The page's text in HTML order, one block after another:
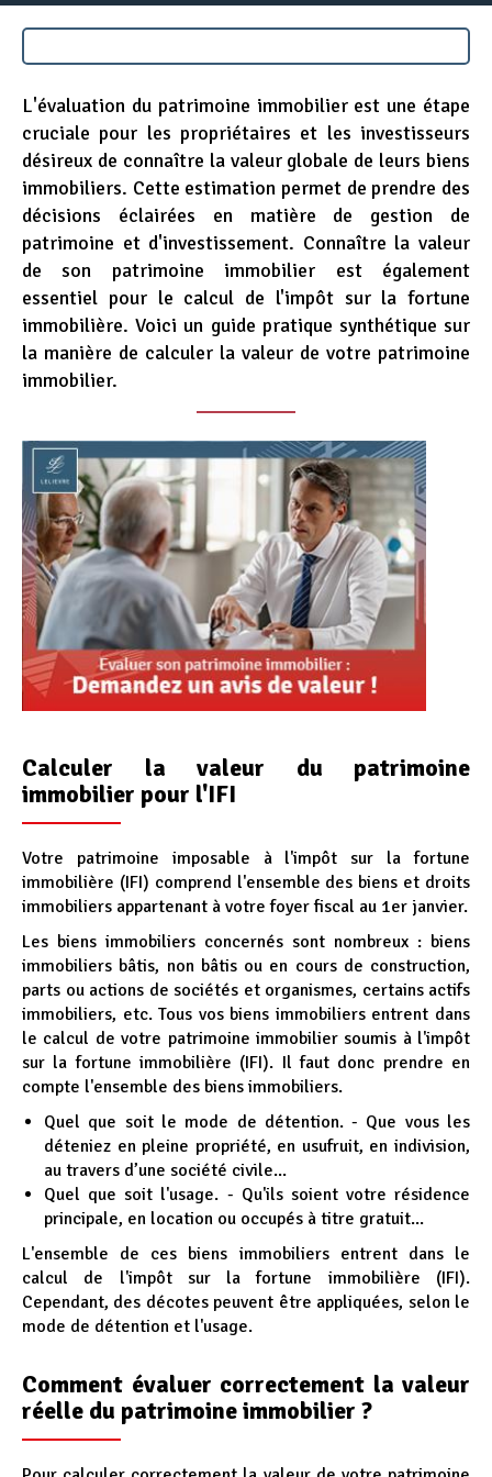
Appel d'offres
Nous rejoindre
L'évaluation du patrimoine immobilier est une étape
cruciale pour les propriétaires et les investisseurs
désireux de connaître la valeur globale de leurs biens
immobiliers. Cette estimation permet de prendre des
décisions éclairées en matière de gestion de
patrimoine et d'investissement. Connaître la valeur
de son patrimoine immobilier est également
essentiel pour le calcul de l'impôt sur la fortune
immobilière. Voici un guide pratique synthétique sur
la manière de calculer la valeur de votre patrimoine
immobilier.
Calculer la valeur du patrimoine
immobilier pour l'IFI
Votre patrimoine imposable à l'impôt sur la fortune
immobilière (IFI) comprend l'ensemble des biens et droits
immobiliers appartenant à votre foyer fiscal au 1er janvier.
Les biens immobiliers concernés sont nombreux : biens
immobiliers bâtis, non bâtis ou en cours de construction,
parts ou actions de sociétés et organismes, certains actifs
immobiliers, etc. Tous vos biens immobiliers entrent dans
le calcul de votre patrimoine immobilier soumis à l'impôt
sur la fortune immobilière (IFI). Il faut donc prendre en
compte l'ensemble des biens immobiliers.
Quel que soit le mode de détention. - Que vous les
déteniez en pleine propriété, en usufruit, en indivision,
au travers d’une société civile...
Quel que soit l'usage. - Qu'ils soient votre résidence
principale, en location ou occupés à titre gratuit...
L'ensemble de ces biens immobiliers entrent dans le
calcul de l'impôt sur la fortune immobilière (IFI).
Cependant, des décotes peuvent être appliquées, selon le
mode de détention et l'usage.
Comment évaluer correctement la valeur
réelle du patrimoine immobilier ?